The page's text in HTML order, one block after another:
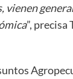
vienen
”, precisa